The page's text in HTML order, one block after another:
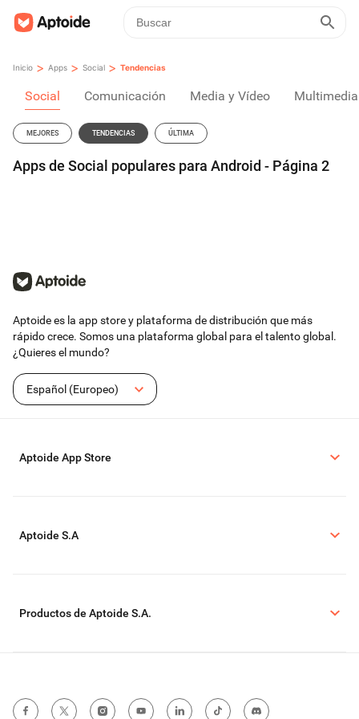
Inicio > Apps > Social > Tendencias
Social Comunicación Media y Vídeo Multimedia
MEJORES TENDENCIAS ÚLTIMA
Apps de Social populares para Android - Página 2
Aptoide es la app store y plataforma de distribución que más
rápido crece. Somos una plataforma global para el talento global.
¿Quieres el mundo?
Español (Europeo)
Aptoide App Store
Aptoide S.A
Productos de Aptoide S.A.